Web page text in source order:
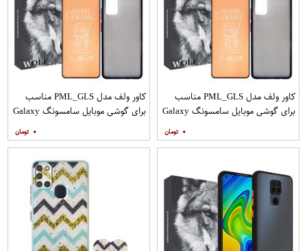
کاور ولف مدل PML_GLS مناسب
برای گوشی موبایل سامسونگ Galaxy
۰
کاور ولف مدل PML_GLS مناسب
برای گوشی موبایل سامسونگ Galaxy
مات
۰